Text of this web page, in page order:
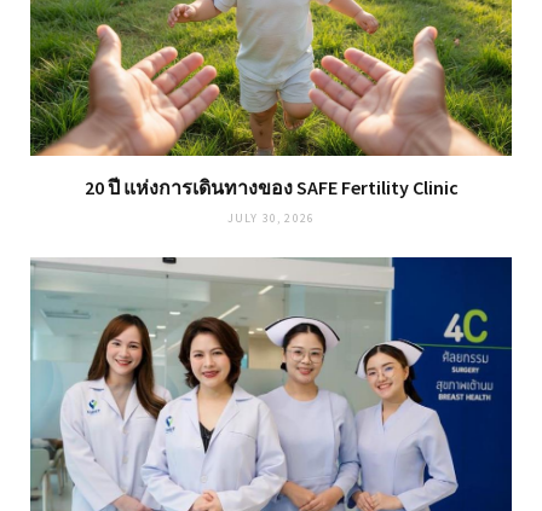
20 ปี แห่งการเดินทางของ SAFE Fertility Clinic
JULY 30, 2026